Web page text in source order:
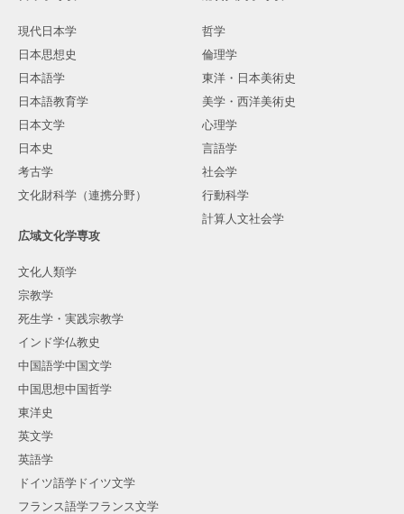
現代日本学
日本思想史
日本語学
日本語教育学
日本文学
日本史
考古学
文化財科学（連携分野）
哲学
倫理学
東洋・日本美術史
美学・西洋美術史
心理学
言語学
社会学
行動科学
計算人文社会学
広域文化学専攻
文化人類学
宗教学
死生学・実践宗教学
インド学仏教史
中国語学中国文学
中国思想中国哲学
東洋史
英文学
英語学
ドイツ語学ドイツ文学
フランス語学フランス文学